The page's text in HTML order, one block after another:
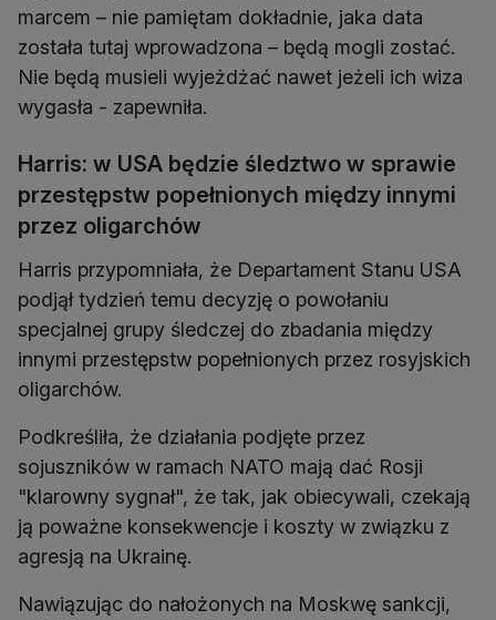
marcem – nie pamiętam dokładnie, jaka data
została tutaj wprowadzona – będą mogli zostać.
Nie będą musieli wyjeżdżać nawet jeżeli ich wiza
wygasła - zapewniła.
Harris: w USA będzie śledztwo w sprawie
przestępstw popełnionych między innymi
przez oligarchów
Harris przypomniała, że Departament Stanu USA
podjął tydzień temu decyzję o powołaniu
specjalnej grupy śledczej do zbadania między
innymi przestępstw popełnionych przez rosyjskich
oligarchów.
Podkreśliła, że działania podjęte przez
sojuszników w ramach NATO mają dać Rosji
"klarowny sygnał", że tak, jak obiecywali, czekają
ją poważne konsekwencje i koszty w związku z
agresją na Ukrainę.
Nawiązując do nałożonych na Moskwę sankcji,